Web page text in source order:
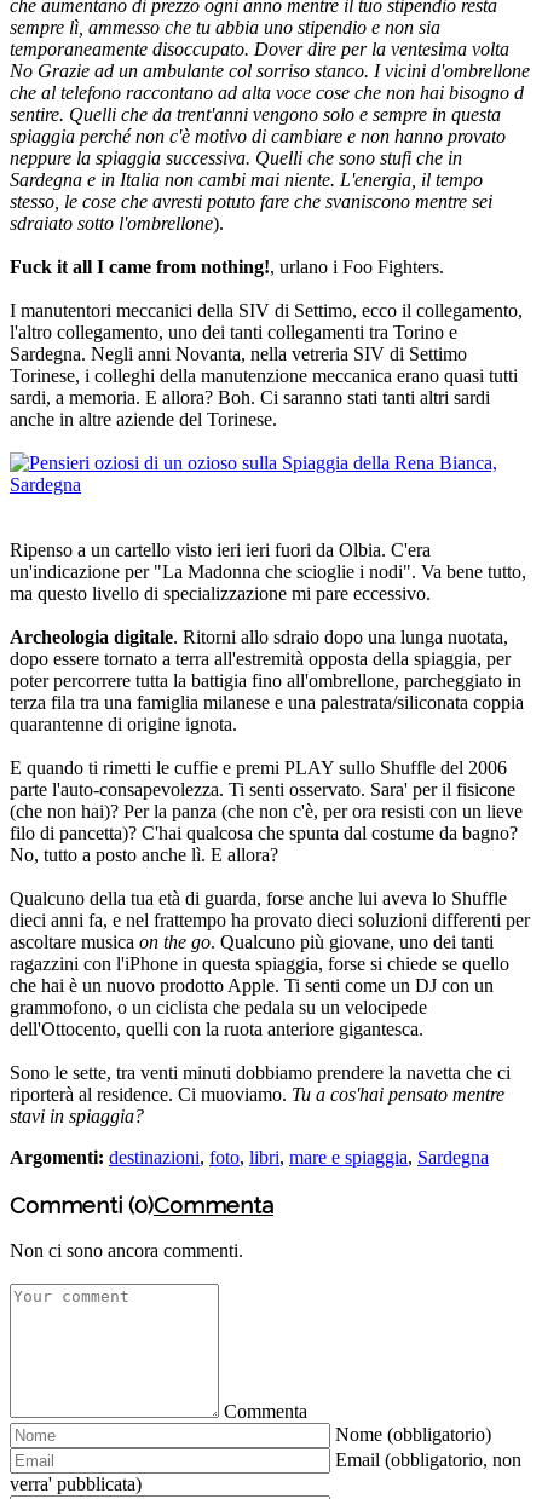
che aumentano di prezzo ogni anno mentre il tuo stipendio resta
sempre lì, ammesso che tu abbia uno stipendio e non sia
temporaneamente disoccupato. Dover dire per la ventesima volta
No Grazie ad un ambulante col sorriso stanco. I vicini d'ombrellone
che al telefono raccontano ad alta voce cose che non hai bisogno d
sentire. Quelli che da trent'anni vengono solo e sempre in questa
spiaggia perché non c'è motivo di cambiare e non hanno provato
neppure la spiaggia successiva. Quelli che sono stufi che in
Sardegna e in Italia non cambi mai niente. L'energia, il tempo
stesso, le cose che avresti potuto fare che svaniscono mentre sei
sdraiato sotto l'ombrellone).
Fuck it all I came from nothing!, urlano i Foo Fighters.
I manutentori meccanici della SIV di Settimo, ecco il collegamento,
l'altro collegamento, uno dei tanti collegamenti tra Torino e
Sardegna. Negli anni Novanta, nella vetreria SIV di Settimo
Torinese, i colleghi della manutenzione meccanica erano quasi tutti
sardi, a memoria. E allora? Boh. Ci saranno stati tanti altri sardi
anche in altre aziende del Torinese.
Ripenso a un cartello visto ieri ieri fuori da Olbia. C'era
un'indicazione per "La Madonna che scioglie i nodi". Va bene tutto,
ma questo livello di specializzazione mi pare eccessivo.
Archeologia digitale. Ritorni allo sdraio dopo una lunga nuotata,
dopo essere tornato a terra all'estremità opposta della spiaggia, per
poter percorrere tutta la battigia fino all'ombrellone, parcheggiato in
terza fila tra una famiglia milanese e una palestrata/siliconata coppia
quarantenne di origine ignota.
E quando ti rimetti le cuffie e premi PLAY sullo Shuffle del 2006
parte l'auto-consapevolezza. Ti senti osservato. Sara' per il fisicone
(che non hai)? Per la panza (che non c'è, per ora resisti con un lieve
filo di pancetta)? C'hai qualcosa che spunta dal costume da bagno?
No, tutto a posto anche lì. E allora?
Qualcuno della tua età di guarda, forse anche lui aveva lo Shuffle
dieci anni fa, e nel frattempo ha provato dieci soluzioni differenti per
ascoltare musica on the go. Qualcuno più giovane, uno dei tanti
ragazzini con l'iPhone in questa spiaggia, forse si chiede se quello
che hai è un nuovo prodotto Apple. Ti senti come un DJ con un
grammofono, o un ciclista che pedala su un velocipede
dell'Ottocento, quelli con la ruota anteriore gigantesca.
Sono le sette, tra venti minuti dobbiamo prendere la navetta che ci
riporterà al residence. Ci muoviamo. Tu a cos'hai pensato mentre
stavi in spiaggia?
Argomenti: destinazioni, foto, libri, mare e spiaggia, Sardegna
Commenti (0)Commenta
Non ci sono ancora commenti.
Commenta
Nome (obbligatorio)
Email (obbligatorio, non
verra' pubblicata)